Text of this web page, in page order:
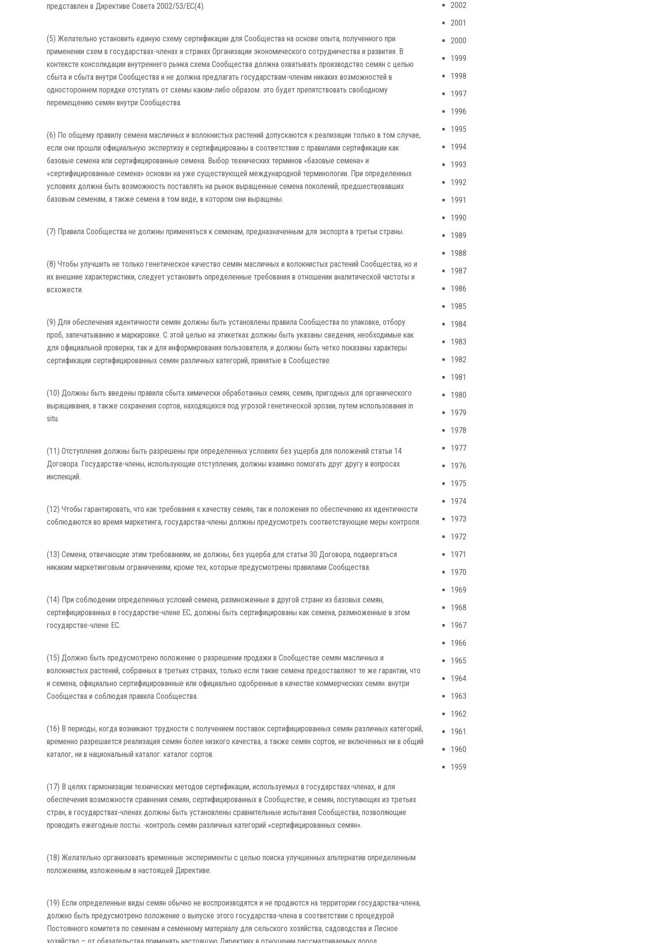
представлен в Директиве Совета 2002/53/EC(4).
(5) Желательно установить единую схему сертификации для Сообщества на основе опыта, полученного при
применении схем в государствах-членах и странах Организации экономического сотрудничества и развития. В
контексте консолидации внутреннего рынка схема Сообщества должна охватывать производство семян с целью
сбыта и сбыта внутри Сообщества и не должна предлагать государствам-членам никаких возможностей в
одностороннем порядке отступать от схемы каким-либо образом. это будет препятствовать свободному
перемещению семян внутри Сообщества.
(6) По общему правилу семена масличных и волокнистых растений допускаются к реализации только в том случае,
если они прошли официальную экспертизу и сертифицированы в соответствии с правилами сертификации как
базовые семена или сертифицированные семена. Выбор технических терминов «базовые семена» и
«сертифицированные семена» основан на уже существующей международной терминологии. При определенных
условиях должна быть возможность поставлять на рынок выращенные семена поколений, предшествовавших
базовым семенам, а также семена в том виде, в котором они выращены.
(7) Правила Сообщества не должны применяться к семенам, предназначенным для экспорта в третьи страны.
(8) Чтобы улучшить не только генетическое качество семян масличных и волокнистых растений Сообщества, но и
их внешние характеристики, следует установить определенные требования в отношении аналитической чистоты и
всхожести.
(9) Для обеспечения идентичности семян должны быть установлены правила Сообщества по упаковке, отбору
проб, запечатыванию и маркировке. С этой целью на этикетках должны быть указаны сведения, необходимые как
для официальной проверки, так и для информирования пользователя, и должны быть четко показаны характеры
сертификации сертифицированных семян различных категорий, принятые в Сообществе.
(10) Должны быть введены правила сбыта химически обработанных семян, семян, пригодных для органического
выращивания, а также сохранения сортов, находящихся под угрозой генетической эрозии, путем использования in
situ.
(11) Отступления должны быть разрешены при определенных условиях без ущерба для положений статьи 14
Договора. Государства-члены, использующие отступления, должны взаимно помогать друг другу в вопросах
инспекций.
(12) Чтобы гарантировать, что как требования к качеству семян, так и положения по обеспечению их идентичности
соблюдаются во время маркетинга, государства-члены должны предусмотреть соответствующие меры контроля.
(13) Семена, отвечающие этим требованиям, не должны, без ущерба для статьи 30 Договора, подвергаться
никаким маркетинговым ограничениям, кроме тех, которые предусмотрены правилами Сообщества.
(14) При соблюдении определенных условий семена, размноженные в другой стране из базовых семян,
сертифицированных в государстве-члене ЕС, должны быть сертифицированы как семена, размноженные в этом
государстве-члене ЕС.
(15) Должно быть предусмотрено положение о разрешении продажи в Сообществе семян масличных и
волокнистых растений, собранных в третьих странах, только если такие семена предоставляют те же гарантии, что
и семена, официально сертифицированные или официально одобренные в качестве коммерческих семян. внутри
Сообщества и соблюдая правила Сообщества.
(16) В периоды, когда возникают трудности с получением поставок сертифицированных семян различных категорий,
временно разрешается реализация семян более низкого качества, а также семян сортов, не включенных ни в общий
каталог, ни в национальный каталог. каталог сортов.
(17) В целях гармонизации технических методов сертификации, используемых в государствах-членах, и для
обеспечения возможности сравнения семян, сертифицированных в Сообществе, и семян, поступающих из третьих
стран, в государствах-членах должны быть установлены сравнительные испытания Сообщества, позволяющие
проводить ежегодные посты. -контроль семян различных категорий «сертифицированных семян».
(18) Желательно организовать временные эксперименты с целью поиска улучшенных альтернатив определенным
положениям, изложенным в настоящей Директиве.
(19) Если определенные виды семян обычно не воспроизводятся и не продаются на территории государства-члена,
должно быть предусмотрено положение о выпуске этого государства-члена в соответствии с процедурой
Постоянного комитета по семенам и семенному материалу для сельского хозяйства, садоводства и Лесное
2002
2001
2000
1999
1998
1997
1996
1995
1994
1993
1992
1991
1990
1989
1988
1987
1986
1985
1984
1983
1982
1981
1980
1979
1978
1977
1976
1975
1974
1973
1972
1971
1970
1969
1968
1967
1966
1965
1964
1963
1962
1961
1960
1959